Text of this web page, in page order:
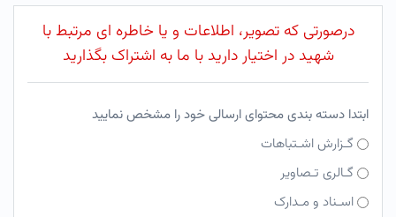
درصورتی که تصویر، اطلاعات و یا خاطره ای مرتبط با
شهید در اختیار دارید با ما به اشتراک بگذارید
ابتدا دسته بندی محتوای ارسالی خود را مشخص نمایید
گـزارش اشـتباهات
گـالری تـصاویر
اسـناد و مـدارک